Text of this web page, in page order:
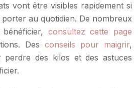
vont être visibles rapidement si
au quotidien. De nombreux
consultez cette page
Des conseils pour maigrir,
perdre des kilos et des astuces